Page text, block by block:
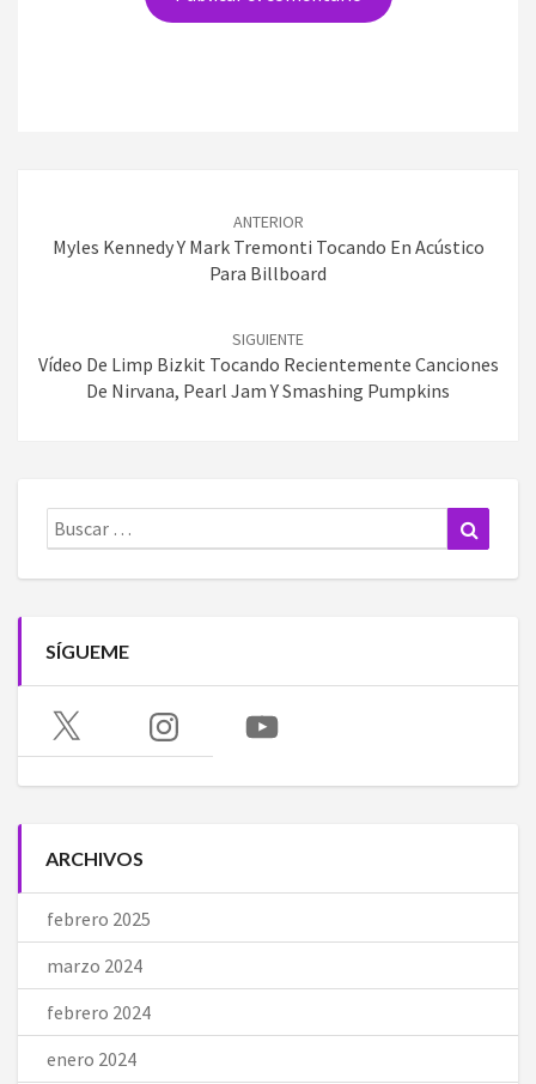
entradas
ANTERIOR
Myles Kennedy Y Mark Tremonti Tocando En Acústico
Para Billboard
SIGUIENTE
Vídeo De Limp Bizkit Tocando Recientemente Canciones
De Nirvana, Pearl Jam Y Smashing Pumpkins
Buscar:
SÍGUEME
X Instagram YouTube
ARCHIVOS
febrero 2025
marzo 2024
febrero 2024
enero 2024